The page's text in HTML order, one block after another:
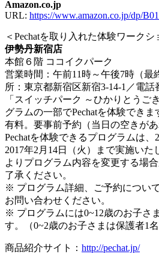
Amazon.co.jp
URL: https://www.amazon.co.jp/dp/
＜Pechatを取り入れた体験ワークシ
伊勢丹新宿店
本館６階 ココイクパーク
営業時間：午前11時～午後7時（最
所：東京都新宿区新宿3-14-1／電話
「スイッチパーク ～ひかりとうご
グラムの一部でPechatを体験でき
有料。要事前予約（当日の空きがあ
Pechatを体験できるプログラムは、
2017年2月14日（火）まで実施いた
よりプログラム内容を変更する場
了承ください。
※ プログラム詳細、ご予約につい
お問い合わせください。
※ プログラムには0~12歳のお子さ
す。（0~2歳のお子さまは保護者1名
商品紹介サイト： http://pechat.jp/